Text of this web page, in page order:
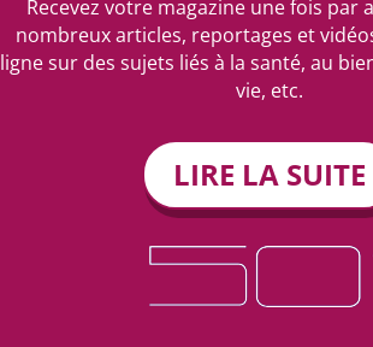
Recevez votre magazine une fois par
nombreux articles, reportages et
ligne sur des sujets liés à la santé, au
vie, etc.
LIRE LA SUITE